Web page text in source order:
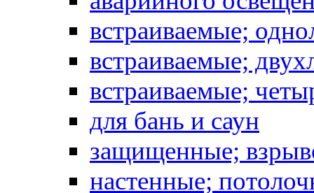
встраиваемые;
встраиваемые;
встраиваемые;
для бань и саун
защищенные;
настенные;